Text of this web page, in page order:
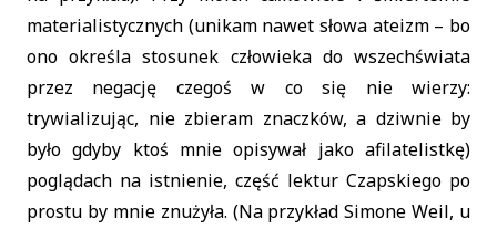
materialistycznych (unikam nawet słowa ateizm – bo
ono określa stosunek człowieka do wszechświata
przez negację czegoś w co się nie wierzy:
trywializując, nie zbieram znaczków, a dziwnie by
było gdyby ktoś mnie opisywał jako afilatelistkę)
poglądach na istnienie, część lektur Czapskiego po
prostu by mnie znużyła. (Na przykład Simone Weil, u